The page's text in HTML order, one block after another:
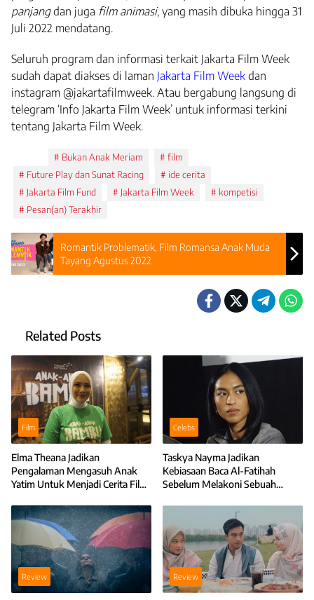
panjangdan juga film animasi, yang masih dibuka hingga 31
Juli 2022 mendatang.
Seluruh program dan informasi terkait Jakarta Film Week
sudah dapat diakses di laman Jakarta Film Week dan
instagram @jakartafilmweek. Atau bergabung langsung di
telegram ‘Info Jakarta Film Week’ untuk informasi terkini
tentang Jakarta Film Week.
Bukan Anak Meriam
film
Future Play dan Sunat Racing
ide cerita
Jakarta Film Fund
Jakarta Film Week
kompetisi
Pesan(an) Terakhir
Romantik Problematik, Film Romansa Anak Muda
Tayang Agustus 2022
Related Posts
Film
Elma Theana Jadikan
Pengalaman Mengasuh Anak
Yatim Untuk Menjadi Cerita Film
Celebs
Taskya Nayma Jadikan
Kebiasaan Baca Al-Fatihah
Sebelum Melakoni Sebuah
Review Review